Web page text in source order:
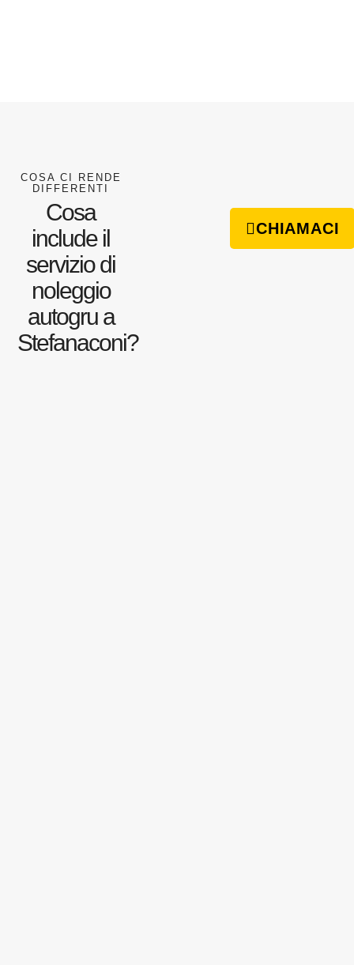
COSA CI RENDE
DIFFERENTI
Cosa
include il
servizio di
noleggio
autogru a
Stefanaconi?
CHIAMACI